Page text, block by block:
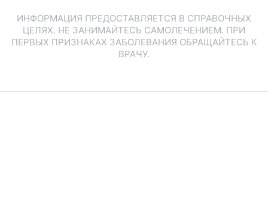
ИНФОРМАЦИЯ ПРЕДОСТАВЛЯЕТСЯ В СПРАВОЧНЫХ
ЦЕЛЯХ. НЕ ЗАНИМАЙТЕСЬ САМОЛЕЧЕНИЕМ. ПРИ
ПЕРВЫХ ПРИЗНАКАХ ЗАБОЛЕВАНИЯ ОБРАЩАЙТЕСЬ К
ВРАЧУ.